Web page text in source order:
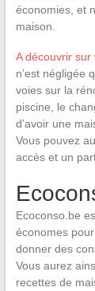
économies, et
maison.
A découvrir sur
n’est négligée
voies sur la
piscine, le
d’avoir une
Vous pouvez
accès et un
Ecoconso.be
économes
donner des
Vous aurez
recettes de